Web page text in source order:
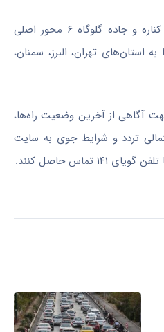
هراز، کندوان، سوادکوه، کیاسر، کناره و جاده گلوگاه ۶ محور اصلی
استان‌های تهران، البرز، سمنان،
آگاهی از آخرین وضعیت راه‌ها،
تردد و شرایط جوی به سایت